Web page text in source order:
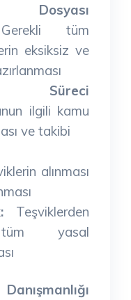
tüm
eksiksiz ve
Süreci
ilgili kamu
ve takibi
alınması
Teşviklerden
tüm yasal